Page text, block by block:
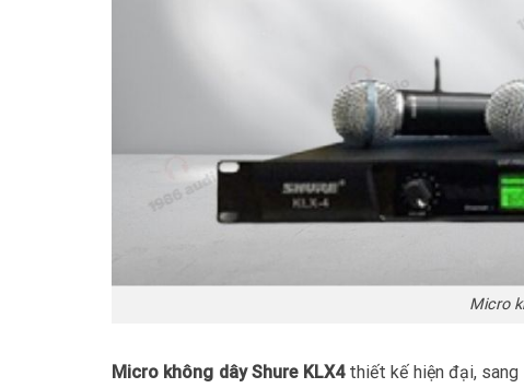
Micro
Micro không dây Shure KLX4thiết kế hiện đại, sang